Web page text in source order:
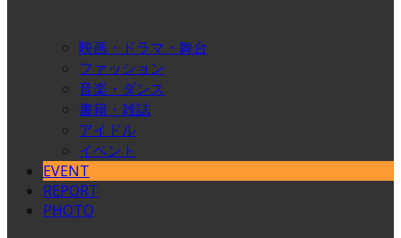
映画・ドラマ・舞台
ファッション
音楽・ダンス
書籍・雑誌
アイドル
イベント
EVENT
REPORT
PHOTO